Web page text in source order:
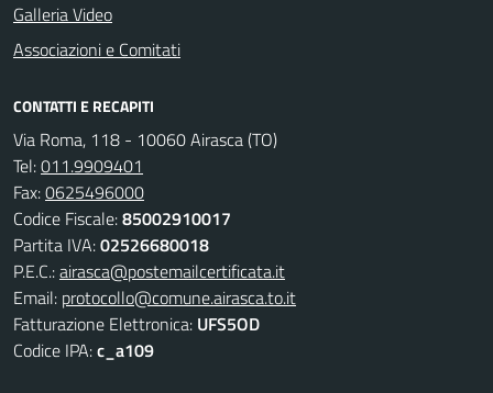
Galleria Video
Associazioni e Comitati
CONTATTI E RECAPITI
Via Roma, 118 - 10060 Airasca (TO)
Tel:011.9909401
Fax:0625496000
Codice Fiscale:85002910017
Partita IVA:02526680018
P.E.C.:airasca@postemailcertificata.it
Email: protocollo@comune.airasca.to.it
Fatturazione Elettronica: UFS5OD
Codice IPA:c_a109